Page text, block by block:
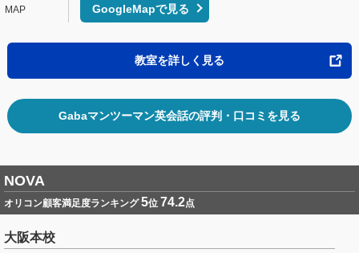
GoogleMapで見る
教室を詳しく見る
Gabaマンツーマン英会話の評判・口コミを見る
NOVA
オリコン顧客満足度ランキング5位 74.2点
大阪本校